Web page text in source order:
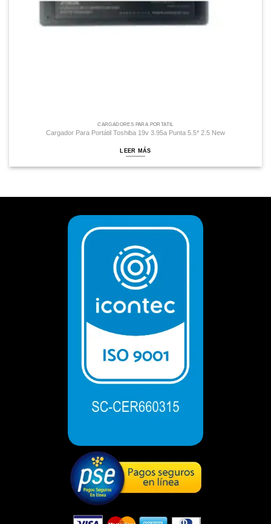
CARGADORES PARA PORTATIL
Cargador Para Portátil Toshiba 19v 3.95a Punta 5.5* 2.5 New
LEER MÁS